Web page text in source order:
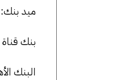
ميد بنك: سجل
بنك قناة
البنك الأهلي